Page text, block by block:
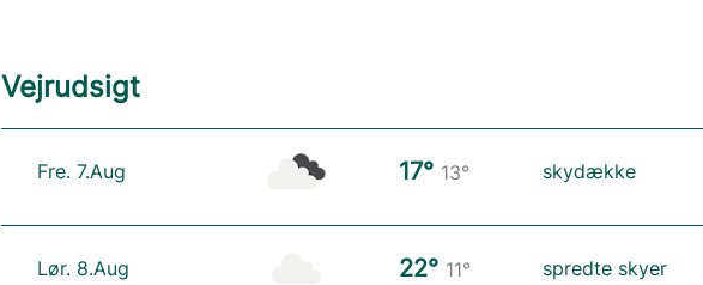
Vejrudsigt
Fre. 7.Aug 17° 13° skydække
Lør. 8.Aug 22° 11° spredte skyer